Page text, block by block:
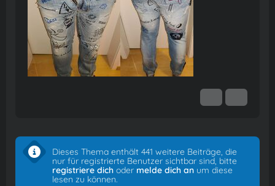
Dieses Thema enthält 441 weitere Beiträge, die
nur für registrierte Benutzer sichtbar sind, bitte
registriere dich oder melde dich an um diese
lesen zu können.